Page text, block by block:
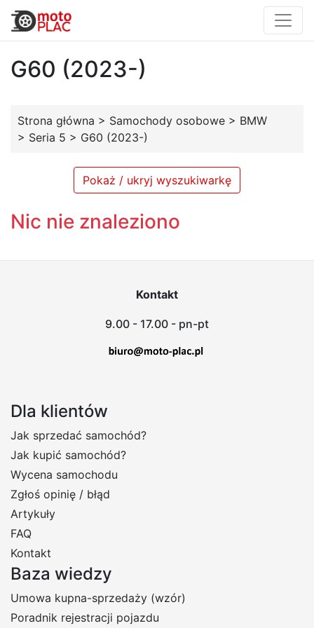
G60 (2023-)
Strona główna > Samochody osobowe > BMW
> Seria 5 > G60 (2023-)
Pokaż / ukryj wyszukiwarkę
Nic nie znaleziono
Kontakt
9.00 - 17.00 - pn-pt
Dla klientów
Jak sprzedać samochód?
Jak kupić samochód?
Wycena samochodu
Zgłoś opinię / błąd
Artykuły
FAQ
Kontakt
Baza wiedzy
Umowa kupna-sprzedaży (wzór)
Poradnik rejestracji pojazdu